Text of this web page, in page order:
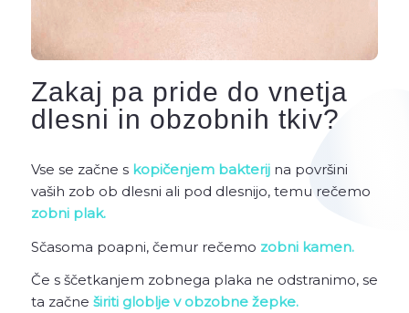
Zakaj pa pride do vnetja
dlesni in obzobnih tkiv?
Vse se začne s kopičenjem bakterijna površini
vaših zob ob dlesni ali pod dlesnijo, temu rečemo
zobni plak.
Sčasoma poapni, čemur rečemo zobni kamen.
Če s ščetkanjem zobnega plaka ne odstranimo, se
ta začne širiti globlje v obzobne žepke.